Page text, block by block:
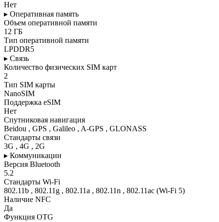
Нет
▸ Оперативная память
Объем оперативной памяти
12 ГБ
Тип оперативной памяти
LPDDR5
▸ Связь
Количество физических SIM карт
2
Тип SIM карты
NanoSIM
Поддержка eSIM
Нет
Спутниковая навигация
Beidou , GPS , Galileo , A-GPS , GLONASS
Стандарты связи
3G , 4G , 2G
▸ Коммуникации
Версия Bluetooth
5.2
Стандарты Wi-Fi
802.11b , 802.11g , 802.11a , 802.11n , 802.11ac (Wi-Fi 5)
Наличие NFC
Да
Функция OTG